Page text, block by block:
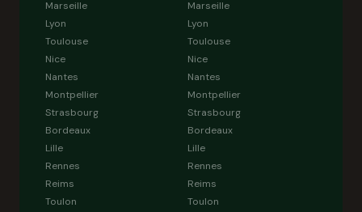
Marseille
Lyon
Toulouse
Nice
Nantes
Montpellier
Strasbourg
Bordeaux
Lille
Rennes
Reims
Toulon
Marseille
Lyon
Toulouse
Nice
Nantes
Montpellier
Strasbourg
Bordeaux
Lille
Rennes
Reims
Toulon